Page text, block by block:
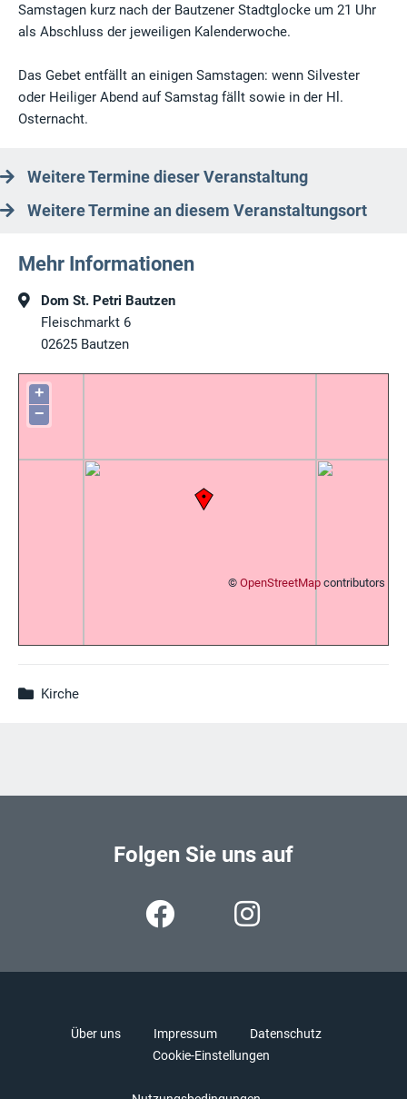
Samstagen kurz nach der Bautzener Stadtglocke um 21 Uhr
als Abschluss der jeweiligen Kalenderwoche.
Das Gebet entfällt an einigen Samstagen: wenn Silvester
oder Heiliger Abend auf Samstag fällt sowie in der Hl.
Osternacht.
Weitere Termine dieser Veranstaltung
Weitere Termine an diesem Veranstaltungsort
Mehr Informationen
Dom St. Petri Bautzen
Fleischmarkt 6
02625 Bautzen
+
−
© OpenStreetMap contributors
Kirche
Folgen Sie uns auf
Über uns Impressum
Datenschutz
Cookie-Einstellungen